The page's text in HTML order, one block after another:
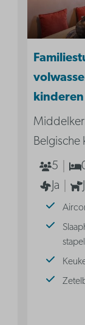
kinderen
Belgische
5
Ja